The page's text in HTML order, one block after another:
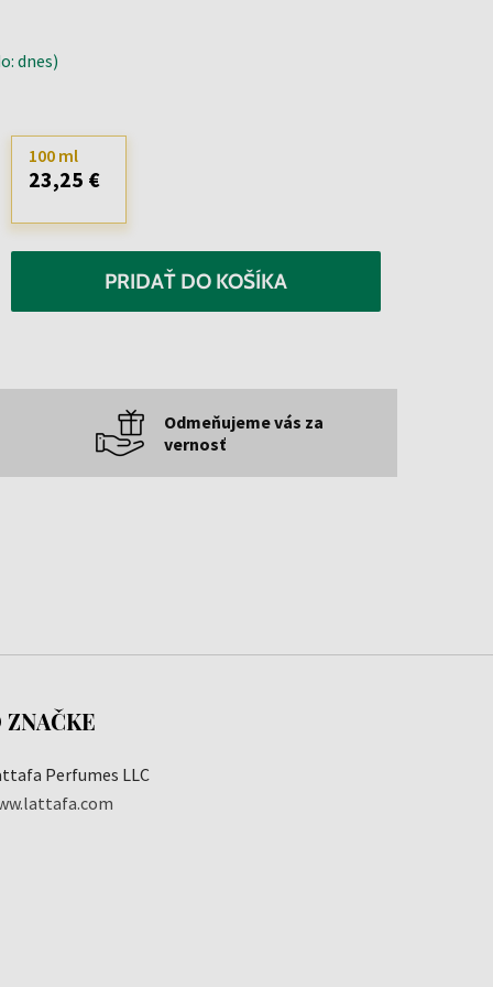
dnes)
100 ml
23,25 €
PRIDAŤ DO KOŠÍKA
Odmeňujeme vás za
vernosť
ZNAČKE
Perfumes LLC